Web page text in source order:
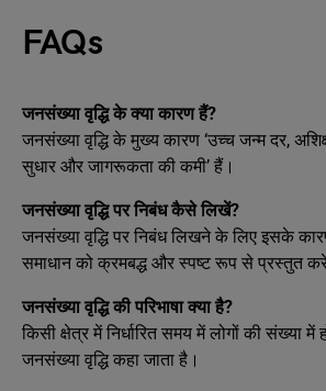
FAQs
जनसंख्या वृद्धि के क्या कारण हैं?
जनसंख्या वृद्धि के मुख्य कारण ‘उच्च जन्म दर,
सुधार और जागरूकता की कमी’ हैं।
जनसंख्या वृद्धि पर निबंध कैसे लिखें?
जनसंख्या वृद्धि पर निबंध लिखने के लिए इसके
समाधान को क्रमबद्ध और स्पष्ट रूप से प्रस्तुत
जनसंख्या वृद्धि की परिभाषा क्या है?
किसी क्षेत्र में निर्धारित समय में लोगों की संख्या में
जनसंख्या वृद्धि कहा जाता है।